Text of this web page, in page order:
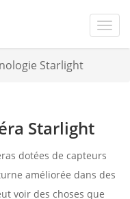
Starlight
Starlight
dotées de capteurs
améliorée dans des
voir des choses que